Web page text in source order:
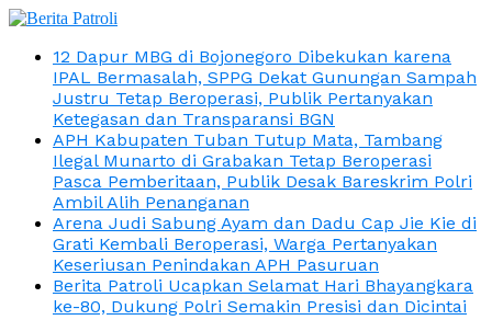
12 Dapur MBG di Bojonegoro Dibekukan karena
IPAL Bermasalah, SPPG Dekat Gunungan Sampah
Justru Tetap Beroperasi, Publik Pertanyakan
Ketegasan dan Transparansi BGN
APH Kabupaten Tuban Tutup Mata, Tambang
Ilegal Munarto di Grabakan Tetap Beroperasi
Pasca Pemberitaan, Publik Desak Bareskrim Polri
Ambil Alih Penanganan
Arena Judi Sabung Ayam dan Dadu Cap Jie Kie di
Grati Kembali Beroperasi, Warga Pertanyakan
Keseriusan Penindakan APH Pasuruan
Berita Patroli Ucapkan Selamat Hari Bhayangkara
ke-80, Dukung Polri Semakin Presisi dan Dicintai